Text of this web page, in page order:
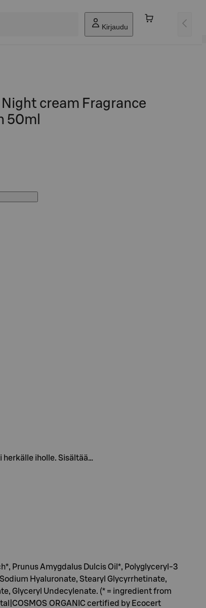
Kirjaudu
Night cream Fragrance
50ml
iholle. Sisältää…
Prunus Amygdalus Dulcis Oil*, Polyglyceryl-3
Hyaluronate, Stearyl Glycyrrhetinate,
Glyceryl Undecylenate. (* = ingredient from
ORGANIC certified by Ecocert